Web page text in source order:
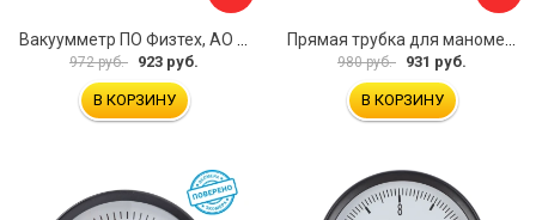
972 руб. 923 руб.
В КОРЗИНУ
980 руб. 931 руб.
В КОРЗИНУ